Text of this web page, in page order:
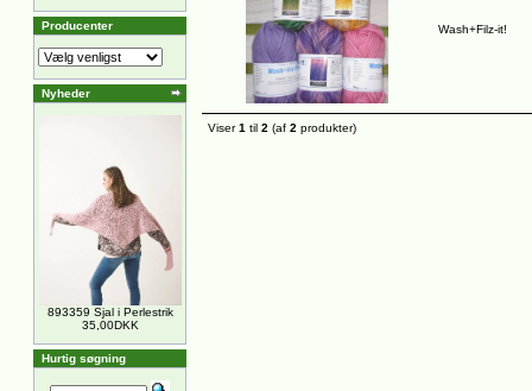
Producenter
Nyheder
893359 Sjal i Perlestrik
35,00DKK
Hurtig søgning
Wash+Filz-it!
Viser1 til 2 (af 2 produkter)